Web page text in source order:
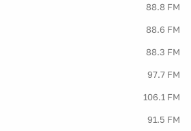
88.8 FM
88.6 FM
88.3 FM
97.7 FM
106.1 FM
91.5 FM